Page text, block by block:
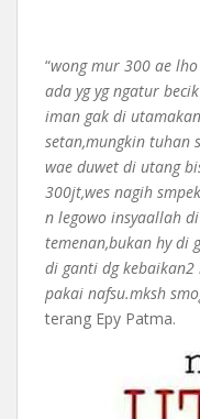
“wong mur 300 ae
ada yg yg ngatur
iman gak di
setan,mungkin tuhan
wae duwet di utang
300jt,wes nagih
n legowo insyaallah
temenan,bukan hy di
di ganti dg
pakai nafsu.mksh
terang Epy Patma.